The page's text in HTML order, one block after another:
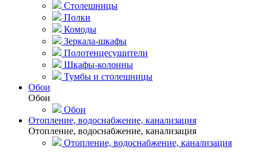
Столешницы
Полки
Комоды
Зеркала-шкафы
Полотенцесушители
Шкафы-колонны
Тумбы и столешницы
Обои
Обои
Обои
Отопление, водоснабжение, канализация
Отопление, водоснабжение, канализация
Отопление, водоснабжение, канализация